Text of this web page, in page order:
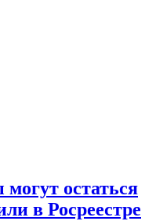
остаться
в Росреестре